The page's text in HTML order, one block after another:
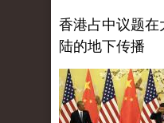
香港占中议题在
陆的地下传播